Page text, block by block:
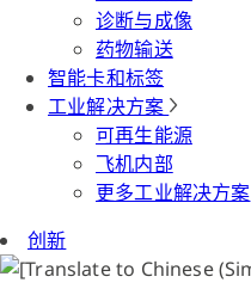
诊断与成像
药物输送
智能卡和标签
工业解决方案
可再生能源
飞机内部
更多工业解决方案
创新